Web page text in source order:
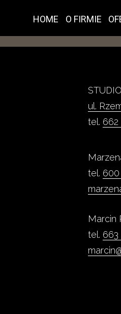
HOME O FIRMIE
ul.
tel. 662
tel. 600
Marcin
tel. 663